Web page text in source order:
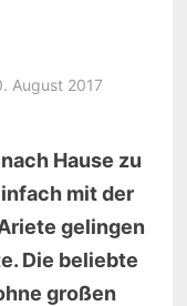
August 2017
Hause zu
mit der
gelingen
Die beliebte
großen